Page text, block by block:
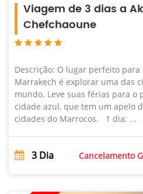
Viagem de 3 dias a
Chefchaoune
Descrição: O lugar perfeito
Marrakech é explorar uma das
mundo. Leve suas férias para o
cidade azul, que tem um apelo
cidades do Marrocos. 1 dia: ...
3 Dia Cancelamento